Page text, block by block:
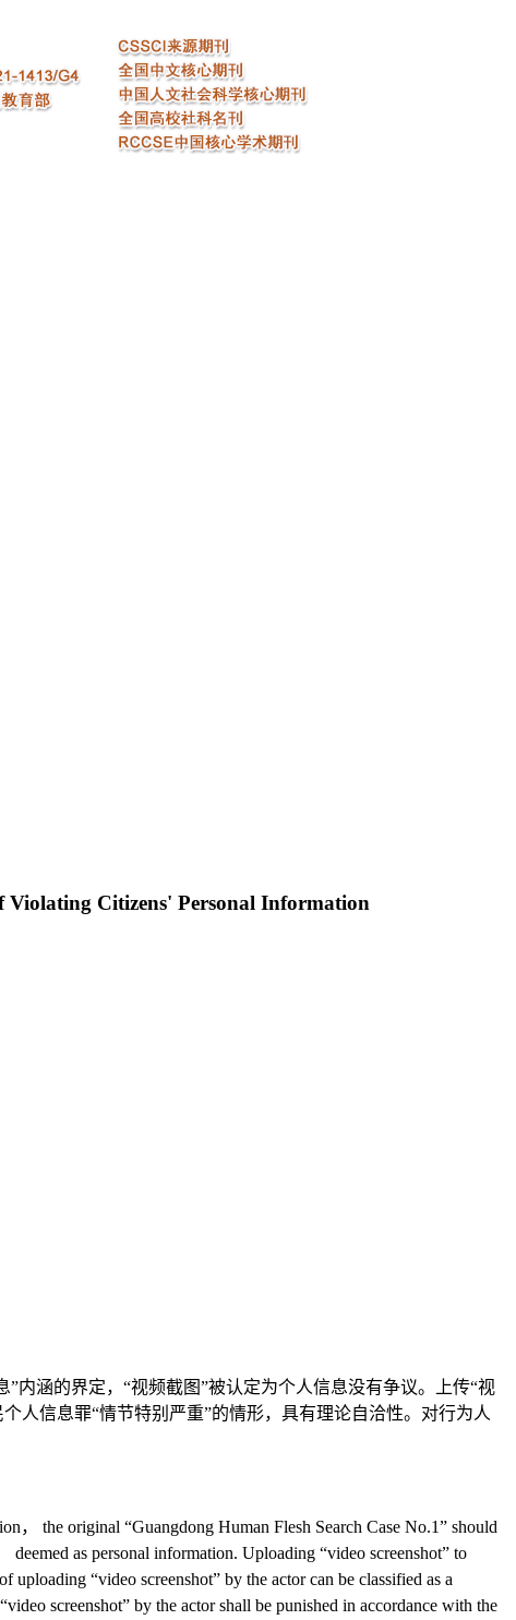
Citizens' Personal Information
内涵的界定，“视频截图”被认定为个人信息没有争议。上传“视
人信息罪“情节特别严重”的情形，具有理论自洽性。对行为人
， the original “Guangdong Human Flesh Search Case No.1” should
as personal information. Uploading “video screenshot” to
“video screenshot” by the actor can be classified as a
screenshot” by the actor shall be punished in accordance with the